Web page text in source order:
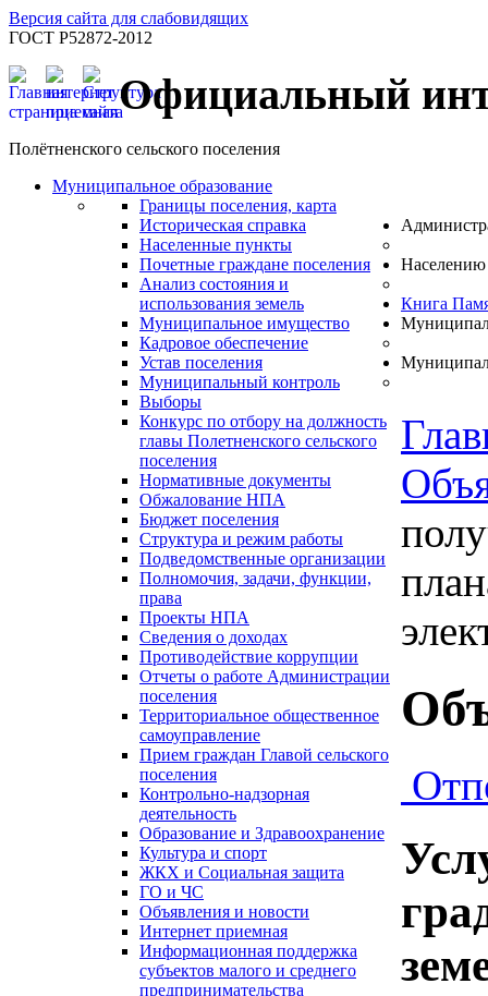
Версия сайта для слабовидящих
ГОСТ Р52872-2012
Официальный
Полётненского сельского поселения
Муниципальное образование
Границы поселения, карта
Историческая справка
Населенные пункты
Почетные граждане поселения
Анализ состояния и
использования земель
Муниципальное имущество
Кадровое обеспечение
Устав поселения
Муниципальный контроль
Выборы
Конкурс по отбору на должность
главы Полетненского сельского
поселения
Нормативные документы
Обжалование НПА
Бюджет поселения
Структура и режим работы
Подведомственные организации
Полномочия, задачи, функции,
права
Проекты НПА
Сведения о доходах
Противодействие коррупции
Отчеты о работе Администрации
поселения
Территориальное общественное
самоуправление
Прием граждан Главой сельского
поселения
Контрольно-надзорная
деятельность
Населению
Образование и Здравоохранение
Культура и спорт
ЖКХ и Социальная защита
ГО и ЧС
Объявления и новости
Интернет приемная
Информационная поддержка
субъектов малого и среднего
предпринимательства
Книга